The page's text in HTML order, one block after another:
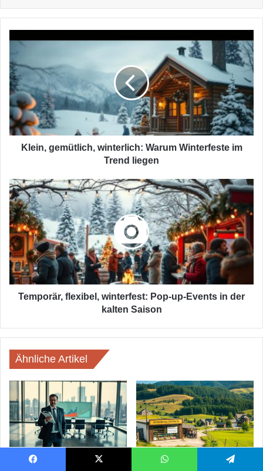
gemütlich,
winterlich:
Warum
Winterfeste
im
Trend
liegen
Klein, gemütlich, winterlich: Warum Winterfeste im
Trend liegen
Temporär,
flexibel,
winterfest:
Pop-
up-
Events
in
der
kalten
Saison
Temporär, flexibel, winterfest: Pop-up-Events in der
kalten Saison
Ähnliche Artikel
Wachstum auf Pump –
Unternehmensnachfolge im